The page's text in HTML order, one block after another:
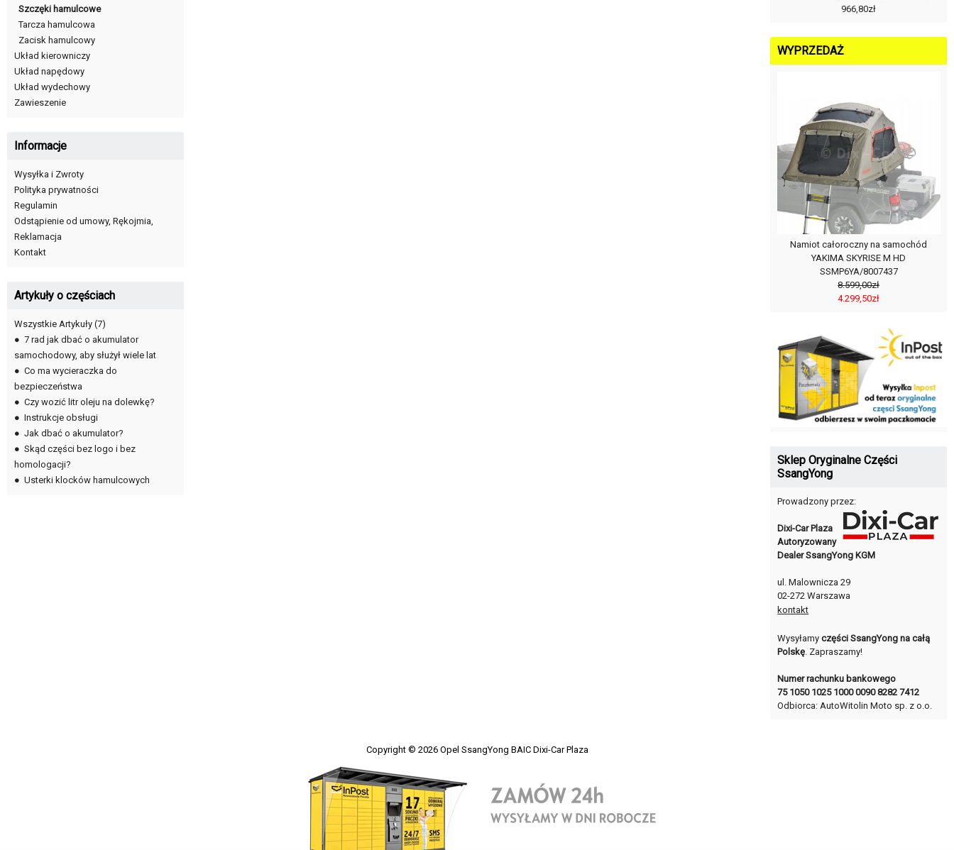
Szczęki hamulcowe
Tarcza hamulcowa
Zacisk hamulcowy
Układ kierowniczy
Układ napędowy
Układ wydechowy
Zawieszenie
Informacje
Wysyłka i Zwroty
Polityka prywatności
Regulamin
Odstąpienie od umowy, Rękojmia,
Reklamacja
Kontakt
Artykuły o częściach
Wszystkie Artykuły (7)
● 7 rad jak dbać o akumulator
samochodowy, aby służył wiele lat
● Co ma wycieraczka do
bezpieczeństwa
● Czy wozić litr oleju na dolewkę?
● Instrukcje obsługi
● Jak dbać o akumulator?
● Skąd części bez logo i bez
homologacji?
● Usterki klocków hamulcowych
966,80zł
WYPRZEDAŻ
Namiot całoroczny na samochód
YAKIMA SKYRISE M HD
SSMP6YA/8007437
8.599,00zł
4.299,50zł
Sklep Oryginalne Części
SsangYong
Prowadzony przez:
Dixi-Car Plaza
Autoryzowany
Dealer SsangYong KGM
ul. Malownicza 29
02-272 Warszawa
kontakt
Wysyłamyczęści SsangYong na całą
Polskę. Zapraszamy!
Numer rachunku bankowego
75 1050 1025 1000 0090 8282 7412
Odbiorca: AutoWitolin Moto sp. z o.o.
Copyright © 2026 Opel SsangYong BAIC Dixi-Car Plaza